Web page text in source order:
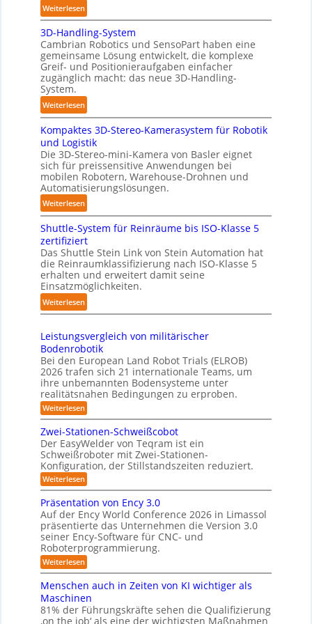
y
m
e
r
a
g
e
r
f
ü
r
T
a
u
c
o
b
o
t
e
r
Weiterlesen:
A
u
t
o
m
t
i
s
i
e
r
u
n
g
s
t
r
e
f
f
2
0
6
3D-Handling-System
Cambrian Robotics und SensoPart haben eine
gemeinsame Lösung entwickelt, die komplexe
Greif- und Positionieraufgaben einfacher
zugänglich macht: das neue 3D-Handling-
System.
Weiterlesen:
3
D
-
H
a
n
d
l
n
g
-
S
y
s
t
m
Kompaktes 3D-Stereo-Kamerasystem für Robotik
und Logistik
Die 3D-Stereo-mini-Kamera von Basler eignet
sich für preissensitive Anwendungen bei
mobilen Robotern, Warehouse-Drohnen und
Automatisierungslösungen.
Weiterlesen:
K
o
m
p
a
k
t
e
3
D
-
S
t
e
r
e
o
-
K
a
m
e
r
a
s
y
s
t
e
m
Shuttle-System für Reinräume bis ISO-Klasse 5
zertifiziert
Das Shuttle Stein Link von Stein Automation hat
die Reinraumklassifizierung nach ISO-Klasse 5
erhalten und erweitert damit seine
Einsatzmöglichkeiten.
Weiterlesen:
S
u
t
t
l
e
-
S
y
s
t
e
m
f
ü
r
R
e
i
r
ä
u
Leistungsvergleich von militärischer
Bodenrobotik
Bei den European Land Robot Trials (ELROB)
2026 trafen sich 21 internationale Teams, um
ihre unbemannten Bodensysteme unter
realitätsnahen Bedingungen zu erproben.
Weiterlesen:
L
e
i
s
t
u
n
g
v
e
r
g
l
e
i
c
h
v
o
n
m
Zwei-Stationen-Schweißcobot
Der EasyWelder von Teqram ist ein
Schweißroboter mit Zwei-Stationen-
Konfiguration, der Stillstandszeiten reduziert.
Weiterlesen:
Z
w
e
i
-
S
t
a
t
i
o
n
e
n
Präsentation von Ency 3.0
Auf der Ency World Conference 2026 in Limassol
präsentierte das Unternehmen die Version 3.0
seiner Ency-Software für CNC- und
Roboterprogrammierung.
Weiterlesen:
P
ä
s
e
n
Menschen auch in Zeiten von KI wichtiger als
Maschinen
81% der Führungskräfte sehen die Qualifizierung
‚on the job‘ als eine der wichtigsten Maßnahmen